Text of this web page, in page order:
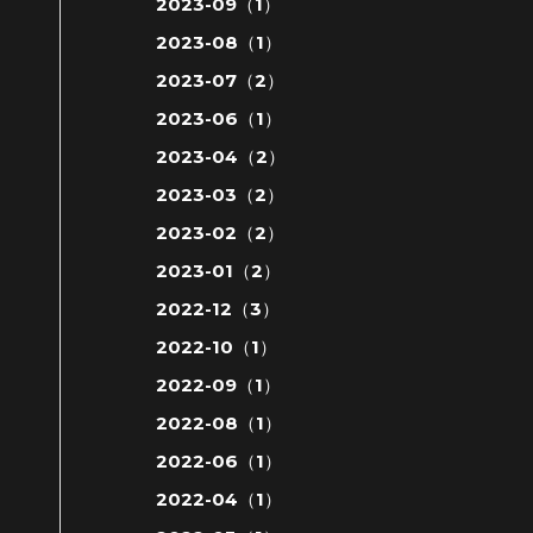
アイド
2023-08（1）
2023-07（2）
2023-06（1）
2023-04（2）
2023-03（2）
2023-02（2）
2023-01（2）
2022-12（3）
2022-10（1）
2022-09（1）
2022-08（1）
2022-06（1）
2022-04（1）